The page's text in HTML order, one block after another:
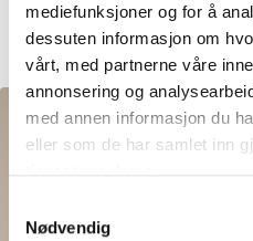
mediefunksjoner og for å
dessuten informasjon om
vårt, med partnerne våre
annonsering og
med annen informasjon du
eller som de har samlet inn
Nødvendig
sæddonasjon